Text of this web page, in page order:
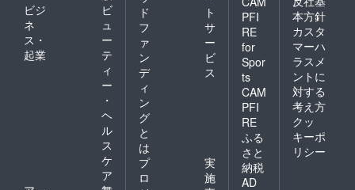
なりま
すの
で、ご
了承く
ださ
い。 ＜
サンク
スメー
ル＞ お
メール
をお送
ンクで
きるよ
うにい
たしま
す。 ＜
サイト
内商品
50,000
円以内
ご購入
権＞ サ
イト内
ビジ
ネ
ス・
起業
ビ
ュ
ー
テ
ィ
ー
・
ヘ
ル
ス
ケ
ア
ド
フ
ァ
ン
デ
ィ
ン
グ
と
は
ト
サ
ー
ビ
ス
プ
ロ
実
施
PFI
RE
for
Spor
ts
CAM
PFI
RE
ふる
さと
納税
AD
本方針
カスタ
マーハ
ラスメ
ントに
対する
考え方
クッ
キーポ
リシー